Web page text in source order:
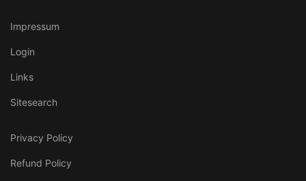
Impressum
Login
Links
Sitesearch
Privacy Policy
Refund Policy